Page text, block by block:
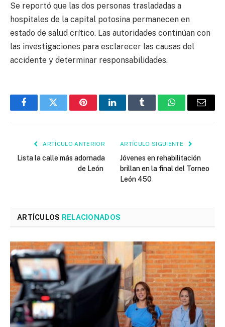
Se reportó que las dos personas trasladadas a
hospitales de la capital potosina permanecen en
estado de salud crítico. Las autoridades continúan con
las investigaciones para esclarecer las causas del
accidente y determinar responsabilidades.
FacebookTwitter PinterestLinkedInTumblr WhatsAppEmail
ARTÍCULO ANTERIOR
Lista la calle más adornada
de León
ARTÍCULO SIGUIENTE
Jóvenes en rehabilitación
brillan en la final del Torneo
León 450
ARTÍCULOS RELACIONADOS